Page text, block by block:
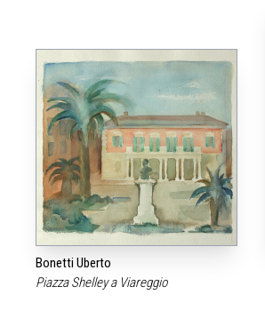
Bonetti Uberto
Piazza Shelley a Viareggio